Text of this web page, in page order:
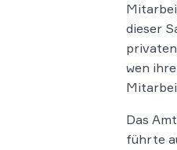
dieser
wen
Das
führte